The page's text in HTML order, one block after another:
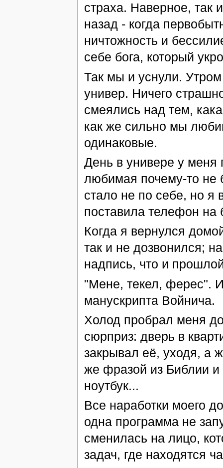
страха. Наверное, так
назад - когда
ничтожность и
себе бога, который
Так мы и уснули.
универ. Ничего
смеялись над тем,
как же сильно мы
одинаковые.
День в универе у меня
любимая почему-то не
стало не по себе, но я
поставила телефон на
Когда я вернулся
так и не дозвонился;
надпись, что и
"Мене, текел, ферес".
манускрипта Войнича.
Холод пробрал меня
сюрприз: дверь в
закрывал её, уходя, а
же фразой из Библии и
ноутбук...
Все наработки моего
одна программа не
сменилась на лицо,
задач, где находятся